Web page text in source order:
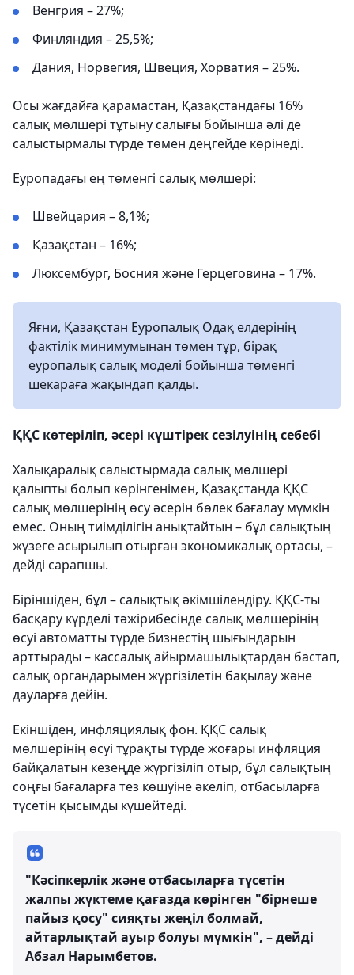
Венгрия – 27%;
Финляндия – 25,5%;
Дания, Норвегия, Швеция, Хорватия – 25%.
Осы жағдайға қарамастан, Қазақстандағы 16%
салық мөлшері тұтыну салығы бойынша әлі де
салыстырмалы түрде төмен деңгейде көрінеді.
Еуропадағы ең төменгі салық мөлшері:
Швейцария – 8,1%;
Қазақстан – 16%;
Люксембург, Босния және Герцеговина – 17%.
Яғни, Қазақстан Еуропалық Одақ елдерінің
фактілік минимумынан төмен тұр, бірақ
еуропалық салық моделі бойынша төменгі
шекараға жақындап қалды.
ҚҚС көтеріліп, әсері күштірек сезілуінің себебі
Халықаралық салыстырмада салық мөлшері
қалыпты болып көрінгенімен, Қазақстанда ҚҚС
салық мөлшерінің өсу әсерін бөлек бағалау мүмкін
емес. Оның тиімділігін анықтайтын – бұл салықтың
жүзеге асырылып отырған экономикалық ортасы, –
дейді сарапшы.
Біріншіден, бұл – салықтық әкімшілендіру. ҚҚС-ты
басқару күрделі тәжірибесінде салық мөлшерінің
өсуі автоматты түрде бизнестің шығындарын
арттырады – кассалық айырмашылықтардан бастап,
салық органдарымен жүргізілетін бақылау және
дауларға дейін.
Екіншіден, инфляциялық фон. ҚҚС салық
мөлшерінің өсуі тұрақты түрде жоғары инфляция
байқалатын кезеңде жүргізіліп отыр, бұл салықтың
соңғы бағаларға тез көшуіне әкеліп, отбасыларға
түсетін қысымды күшейтеді.
"Кәсіпкерлік және отбасыларға түсетін
жалпы жүктеме қағазда көрінген "бірнеше
пайыз қосу" сияқты жеңіл болмай,
айтарлықтай ауыр болуы мүмкін", – дейді
Абзал Нарымбетов.